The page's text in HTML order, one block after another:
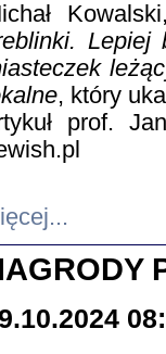
Lepiej
, który
prof.